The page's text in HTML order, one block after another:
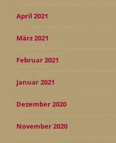
April 2021
März 2021
Februar 2021
Januar 2021
Dezember 2020
November 2020